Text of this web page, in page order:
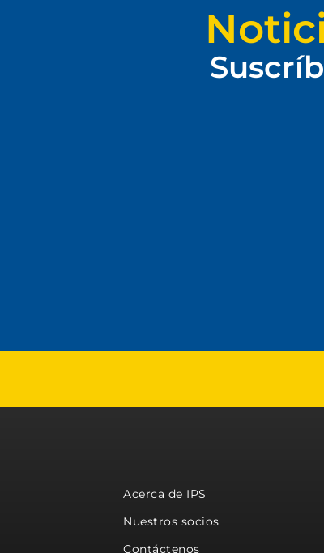
Acerca de IPS
Nuestros socios
Contáctenos